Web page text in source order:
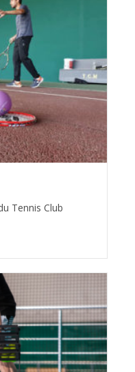
Tennis Club